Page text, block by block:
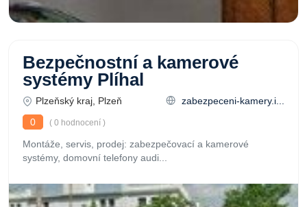
Bezpečnostní a kamerové
systémy Plíhal
Plzeňský kraj, Plzeň
zabezpeceni-kamery.i...
0
( 0 hodnocení )
Montáže, servis, prodej: zabezpečovací a kamerové
systémy, domovní telefony audi...